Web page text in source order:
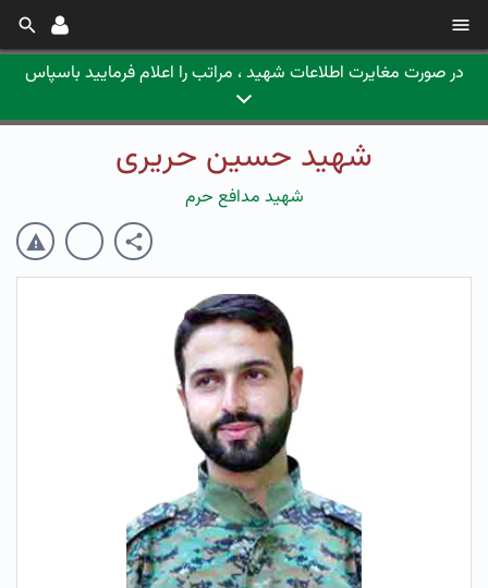
در صورت مغایرت اطلاعات شهید ، مراتب را اعلام فرمایید باسپاس
شهید حسین حریری
شهید مدافع حرم